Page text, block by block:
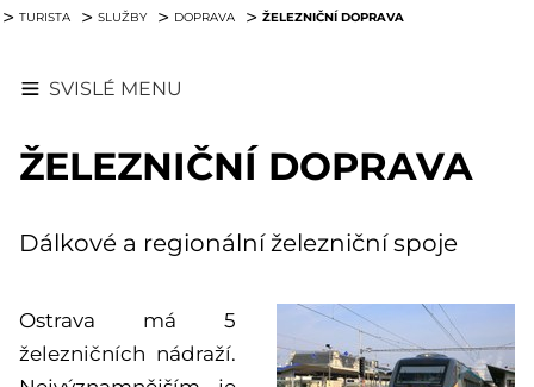
TURISTA SLUŽBY DOPRAVA ŽELEZNIČNÍ DOPRAVA
SVISLÉ MENU
ŽELEZNIČNÍ DOPRAVA
Dálkové a regionální železniční spoje
Ostrava má 5
železničních nádraží.